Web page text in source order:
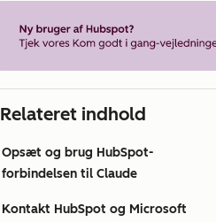
Relateret indhold
Opsæt og brug HubSpot-
forbindelsen til Claude
Kontakt HubSpot og Microsoft